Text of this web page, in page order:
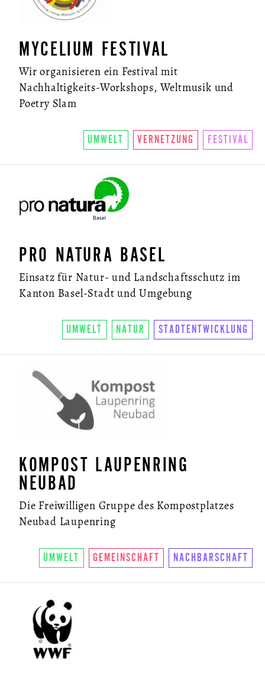
MYCELIUM FESTIVAL
Wir organisieren ein Festival mit
Nachhaltigkeits-Workshops, Weltmusik und
Poetry Slam
UMWELT VERNETZUNG FESTIVAL
PRO NATURA BASEL
Einsatz für Natur- und Landschaftsschutz im
Kanton Basel-Stadt und Umgebung
UMWELT NATUR STADTENTWICKLUNG
KOMPOST LAUPENRING
NEUBAD
Die Freiwilligen Gruppe des Kompostplatzes
Neubad Laupenring
UMWELT GEMEINSCHAFT NACHBARSCHAFT